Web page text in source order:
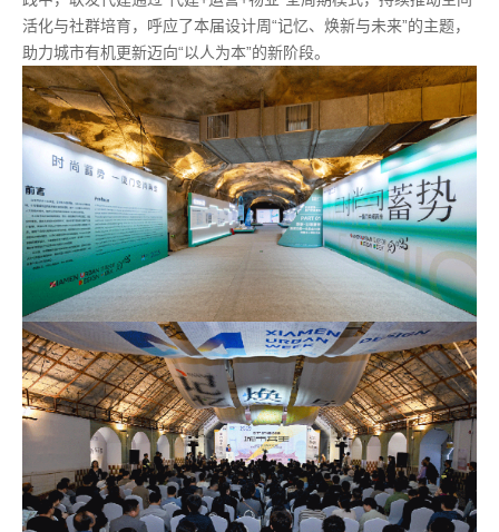
活化与社群培育，呼应了本届设计周“记忆、焕新与未来”的主题，
助力城市有机更新迈向“以人为本”的新阶段。